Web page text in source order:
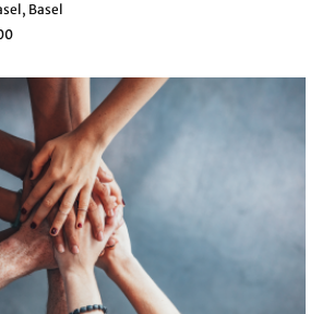
Basel